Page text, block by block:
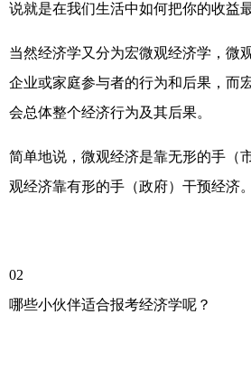
说就是在我们生活中如何把你的收益
当然经济学又分为宏微观经济学，微
企业或家庭参与者的行为和后果，而
会总体整个经济行为及其后果。
简单地说，微观经济是靠无形的手（
观经济靠有形的手（政府）干预经济。
02
哪些小伙伴适合报考经济学呢？